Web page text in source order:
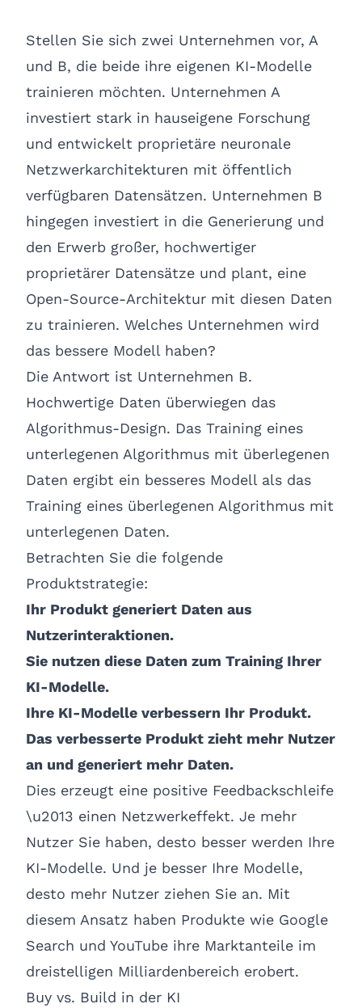
Stellen Sie sich zwei Unternehmen vor, A
und B, die beide ihre eigenen KI-Modelle
trainieren möchten. Unternehmen A
investiert stark in hauseigene Forschung
und entwickelt proprietäre neuronale
Netzwerkarchitekturen mit öffentlich
verfügbaren Datensätzen. Unternehmen B
hingegen investiert in die Generierung und
den Erwerb großer, hochwertiger
proprietärer Datensätze und plant, eine
Open-Source-Architektur mit diesen Daten
zu trainieren. Welches Unternehmen wird
das bessere Modell haben?
Die Antwort ist Unternehmen B.
Hochwertige Daten überwiegen das
Algorithmus-Design. Das Training eines
unterlegenen Algorithmus mit überlegenen
Daten ergibt ein besseres Modell als das
Training eines überlegenen Algorithmus mit
unterlegenen Daten.
Betrachten Sie die folgende
Produktstrategie:
Ihr Produkt generiert Daten aus
Nutzerinteraktionen.
Sie nutzen diese Daten zum Training Ihrer
KI-Modelle.
Ihre KI-Modelle verbessern Ihr Produkt.
Das verbesserte Produkt zieht mehr Nutzer
an und generiert mehr Daten.
Dies erzeugt eine positive Feedbackschleife
\u2013 einen Netzwerkeffekt. Je mehr
Nutzer Sie haben, desto besser werden Ihre
KI-Modelle. Und je besser Ihre Modelle,
desto mehr Nutzer ziehen Sie an. Mit
diesem Ansatz haben Produkte wie Google
Search und YouTube ihre Marktanteile im
dreistelligen Milliardenbereich erobert.
Buy vs. Build in der KI